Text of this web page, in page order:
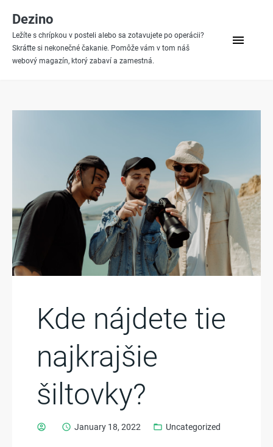
content
Dezino
Ležíte s chrípkou v posteli alebo sa zotavujete po operácii?
Skráťte si nekonečné čakanie. Pomôže vám v tom náš
webový magazín, ktorý zabaví a zamestná.
menu
Kde nájdete tie
najkrajšie
šiltovky?
account_circle schedule January 18, 2022 folder_open Uncategorized